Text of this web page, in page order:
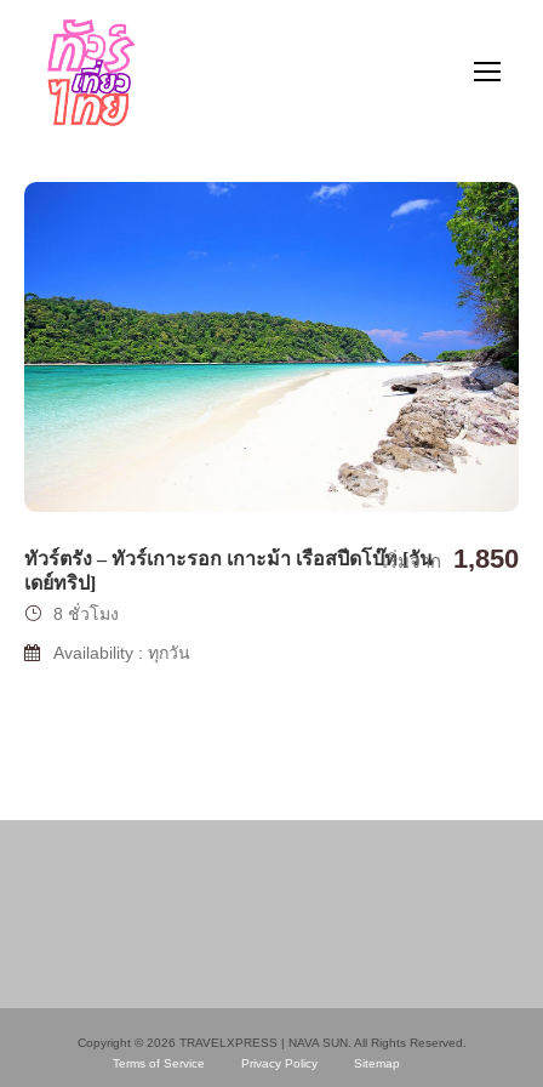
ทัวร์ตรัง – ทัวร์เกาะรอก เกาะม้า เรือสปีดโบ๊ท [วัน
เดย์ทริป]
เริ่มจาก 1,850
8 ชั่วโมง
Availability : ทุกวัน
Copyright © 2026 TRAVELXPRESS | NAVA SUN. All Rights Reserved.
Terms of Service
Privacy Policy Sitemap